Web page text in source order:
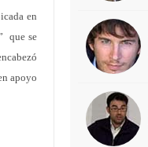
en
que se
apoyo